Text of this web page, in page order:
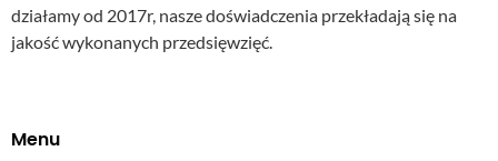
działamy od 2017r, nasze doświadczenia przekładają się na
jakość wykonanych przedsięwzięć.
Menu